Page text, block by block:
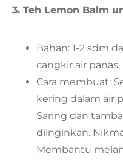
3. Teh Lemon Balm
Bahan: 1-2 sdm
cangkir air
Cara membuat:
kering dalam air
Saring dan
diinginkan.
Membantu